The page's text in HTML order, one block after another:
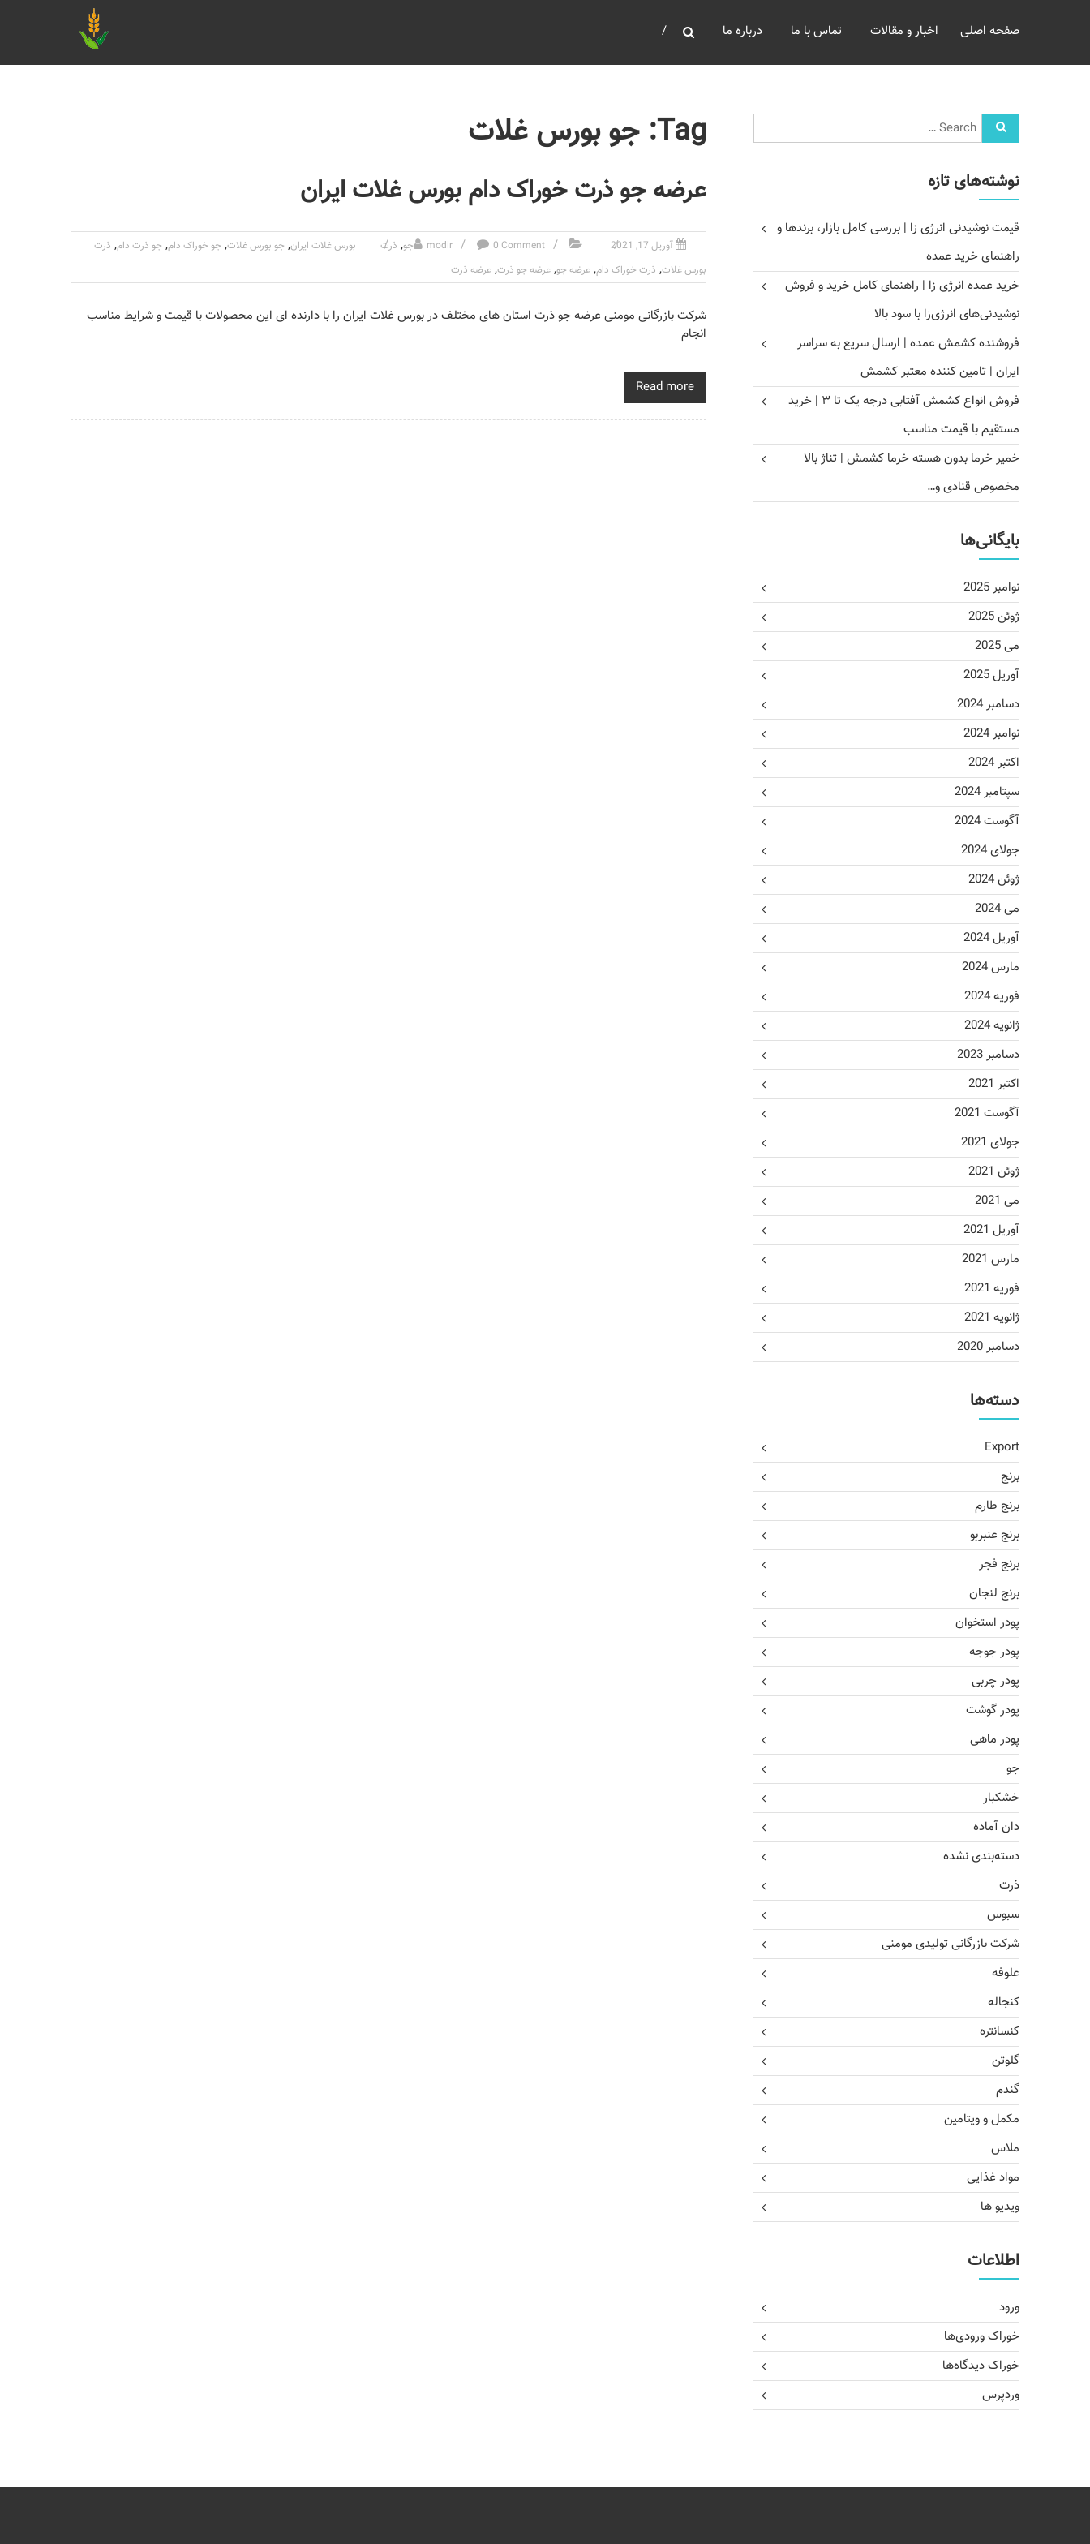
خرید
غلات
مومنی
صفحه اصلی اخبار و مقالات تماس با ما درباره ما
Tag: جو بورس غلات
عرضه جو ذرت خوراک دام بورس غلات ایران
آوریل 17, 2021 modir 0 Comment جو, ذرت بورس غلات ایران, جو بورس غلات, جو خوراک دام, جو ذرت دام, ذرت
بورس غلات, ذرت خوراک دام,عرضه جو,عرضه جو ذرت,عرضه ذرت
شرکت بازرگانی مومنی عرضه جو ذرت استان های مختلف در بورس غلات ایران را با دارنده ای این محصولات با قیمت و شرایط مناسب
انجام
Read more
نوشته‌های تازه
قیمت نوشیدنی انرژی زا | بررسی کامل بازار، برندها و
راهنمای خرید عمده
خرید عمده انرژی زا | راهنمای کامل خرید و فروش
نوشیدنی‌های انرژی‌زا با سود بالا
فروشنده کشمش عمده | ارسال سریع به سراسر
ایران | تامین کننده معتبر کشمش
فروش انواع کشمش آفتابی درجه یک تا ۳ | خرید
مستقیم با قیمت مناسب
خمیر خرما بدون هسته خرما کشمش | تناژ بالا
مخصوص قنادی و…
بایگانی‌ها
نوامبر 2025
ژوئن 2025
می 2025
آوریل 2025
دسامبر 2024
نوامبر 2024
اکتبر 2024
سپتامبر 2024
آگوست 2024
جولای 2024
ژوئن 2024
می 2024
آوریل 2024
مارس 2024
فوریه 2024
ژانویه 2024
دسامبر 2023
اکتبر 2021
آگوست 2021
جولای 2021
ژوئن 2021
می 2021
آوریل 2021
مارس 2021
فوریه 2021
ژانویه 2021
دسامبر 2020
دسته‌ها
Export
برنج
برنج طارم
برنج عنبربو
برنج فجر
برنج لنجان
پودر استخوان
پودر جوجه
پودر چربی
پودر گوشت
پودر ماهی
جو
خشکبار
دان آماده
دسته‌بندی نشده
ذرت
سبوس
شرکت بازرگانی تولیدی مومنی
علوفه
کنجاله
کنسانتره
گلوتن
گندم
مکمل و ویتامین
ملاس
مواد غذایی
ویدیو ها
اطلاعات
ورود
خوراک ورودی‌ها
خوراک دیدگاه‌ها
وردپرس